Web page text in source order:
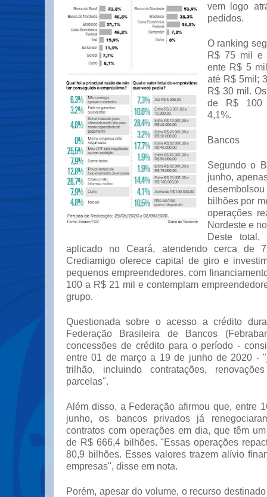
vem logo
pedidos.
O ranking
R$ 75 mil e
ente R$ 5
até R$ 5mil;
R$ 30 mil.
de R$ 100
4,1%.
Bancos
Segundo o
junho,
bilhões por
operações
Nordeste e
Deste
aplicado no Ceará, atendendo cerca de
Crediamigo oferece capital de giro e
pequenos empreendedores, com
100 a R$ 21 mil e contemplam
grupo.
Questionada sobre o acesso a crédito
Federação Brasileira de Bancos
concessões de crédito para o período -
entre 01 de março a 19 de junho de 2020 -
trilhão, incluindo contratações,
parcelas".
Além disso, a Federação afirmou que, entre
junho, os bancos privados já
contratos com operações em dia, que têm
de R$ 666,4 bilhões. "Essas operações
80,9 bilhões. Esses valores trazem alívio
empresas", disse em nota.
Porém, apesar do volume, o recurso